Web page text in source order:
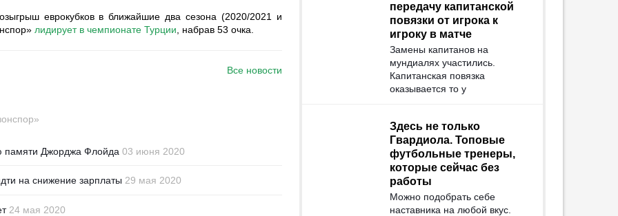
передачу капитанской
повязки от игрока к
игроку в матче
Замены капитанов на
мундиалях участились.
Капитанская повязка
оказывается то у
Здесь не только
Гвардиола. Топовые
футбольные тренеры,
которые сейчас без
работы
Можно подобрать себе
наставника на любой вкус.
еврокубков в ближайшие два сезона (2020/2021 и
лидирует в чемпионате Турции , набрав 53 очка.
Все новости
памяти Джорджа Флойда 03 июня 2020
на снижение зарплаты 29 мая 2020
24 мая 2020